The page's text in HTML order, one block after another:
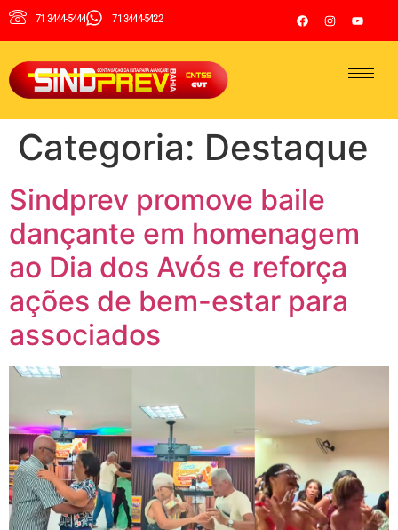
71 3444-5444 71 3444-5422
Categoria: Destaque
Sindprev promove baile
dançante em homenagem
ao Dia dos Avós e reforça
ações de bem-estar para
associados